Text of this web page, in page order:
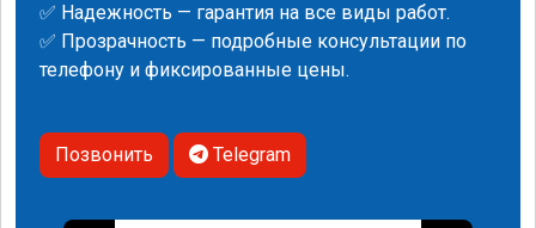
✅ Надежность — гарантия на все виды работ.
✅ Прозрачность — подробные консультации по
телефону и фиксированные цены.
Позвонить Telegram